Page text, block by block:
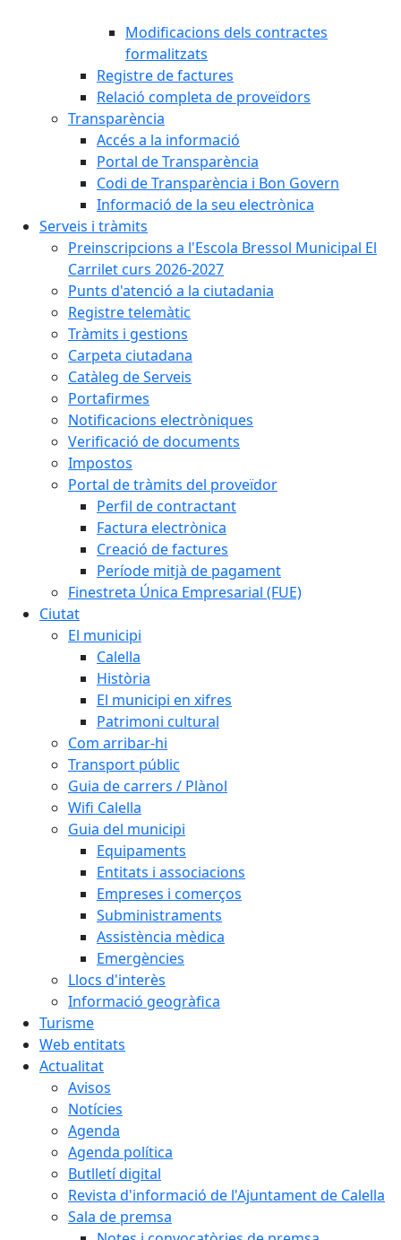
Modificacions dels contractes
formalitzats
Registre de factures
Relació completa de proveïdors
Transparència
Accés a la informació
Portal de Transparència
Codi de Transparència i Bon Govern
Informació de la seu electrònica
Serveis i tràmits
Preinscripcions a l'Escola Bressol Municipal El
Carrilet curs 2026-2027
Punts d'atenció a la ciutadania
Registre telemàtic
Tràmits i gestions
Carpeta ciutadana
Catàleg de Serveis
Portafirmes
Notificacions electròniques
Verificació de documents
Impostos
Portal de tràmits del proveïdor
Perfil de contractant
Factura electrònica
Creació de factures
Període mitjà de pagament
Finestreta Única Empresarial (FUE)
Ciutat
El municipi
Calella
Història
El municipi en xifres
Patrimoni cultural
Com arribar-hi
Transport públic
Guia de carrers / Plànol
Wifi Calella
Guia del municipi
Equipaments
Entitats i associacions
Empreses i comerços
Subministraments
Assistència mèdica
Emergències
Llocs d'interès
Informació geogràfica
Turisme
Web entitats
Actualitat
Avisos
Notícies
Agenda
Agenda política
Butlletí digital
Revista d'informació de l'Ajuntament de Calella
Sala de premsa